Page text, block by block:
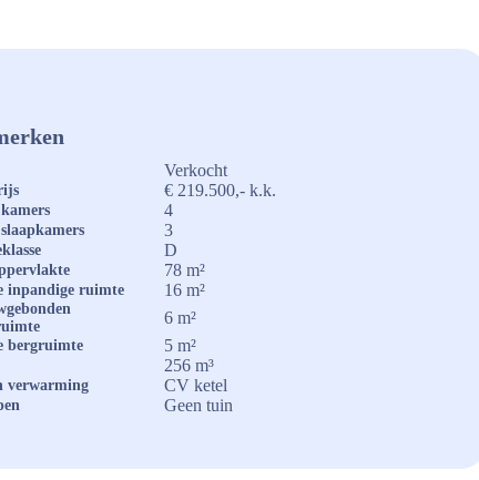
Verkocht
€ 219.500,- k.k.
4
3
D
78 m²
inpandige ruimte 16 m²
6 m²
bergruimte 5 m²
256 m³
verwarming CV ketel
Geen tuin